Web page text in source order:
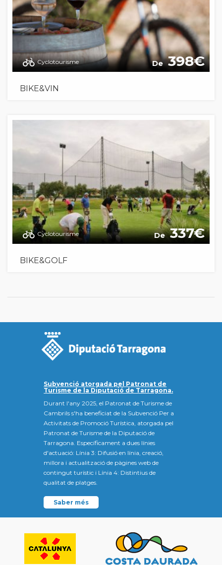
Cyclotourisme De 398
BIKE&VIN
Cyclotourisme De 337
BIKE&GOLF
Subvenció atorgada pel Patronat de
Turisme de la Diputació de Tarragona.
Durant l'any 2025, el Patronat de Turisme de
Cambrils s'ha beneficiat de la Subvenció Per a
Activitats de Promoció Turística, atorgada pel
Patronat de Turisme de la Diputació de
Tarragona. Específicament a dues línies
d'actuació: Línia 3: Difusió en línia, creació,
millora i actualització de pàgines web de
contingut turístic i Línia 4: Distintius de
qualitat de platges.
Saber més